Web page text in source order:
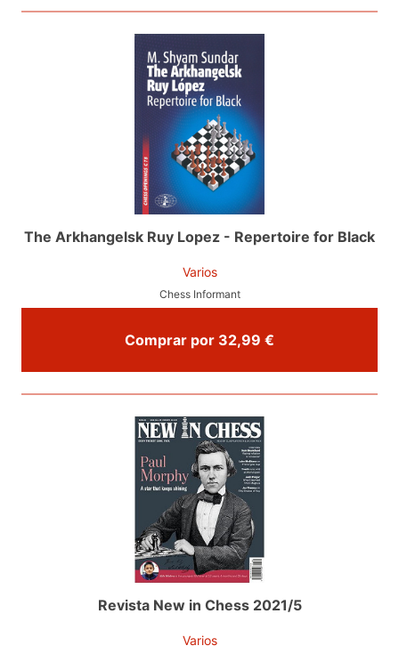
The Arkhangelsk Ruy Lopez - Repertoire for Black
Varios
Chess Informant
Comprar por 32,99 €
Revista New in Chess 2021/5
Varios